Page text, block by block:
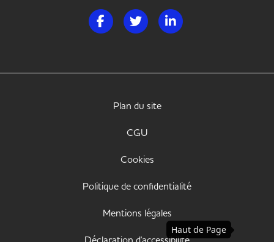
Page Facebook de Handi Hotellerie
Page Twitter de Handi Hotellerie
Plan du site
CGU
Cookies
Politique de confidentialité
Mentions légales
Haut de Page